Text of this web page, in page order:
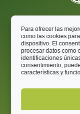
Para ofrecer las
como las cookies
dispositivo. El
procesar datos como
identificaciones
consentimiento,
características y
 Aut.
Celta
 (601)823-
